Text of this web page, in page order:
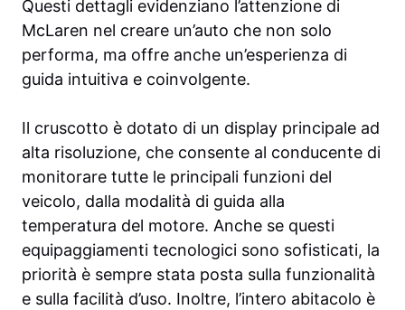
Questi dettagli evidenziano l’attenzione di
McLaren nel creare un’auto che non solo
performa, ma offre anche un’esperienza di
guida intuitiva e coinvolgente.
Il cruscotto è dotato di un display principale ad
alta risoluzione, che consente al conducente di
monitorare tutte le principali funzioni del
veicolo, dalla modalità di guida alla
temperatura del motore. Anche se questi
equipaggiamenti tecnologici sono sofisticati, la
priorità è sempre stata posta sulla funzionalità
e sulla facilità d’uso. Inoltre, l’intero abitacolo è